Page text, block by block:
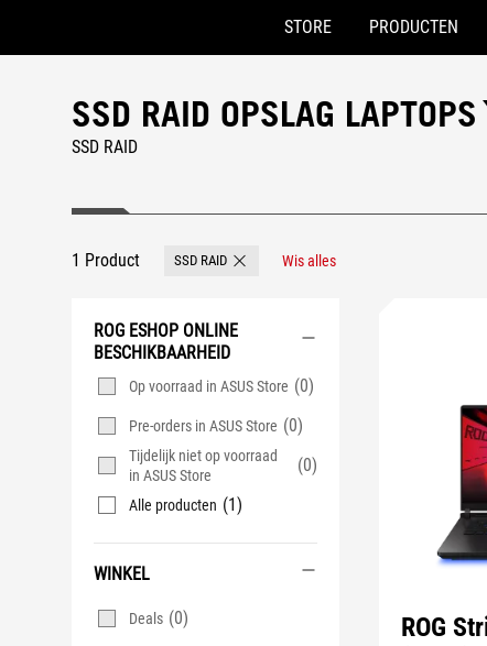
Accessibility links
STORE PRODUCTEN
SSD RAID OPSLAG LAPTOPS
SSD RAID
1 Product SSD RAID Remove SSD RAID
Wis alles
ROG ESHOP ONLINE
BESCHIKBAARHEID
Op voorraad in ASUS Store (0)
Pre-orders in ASUS Store (0)
Tijdelijk niet op voorraad
in ASUS Store
(0)
Alle producten (1)
WINKEL
Deals (0)
ROG